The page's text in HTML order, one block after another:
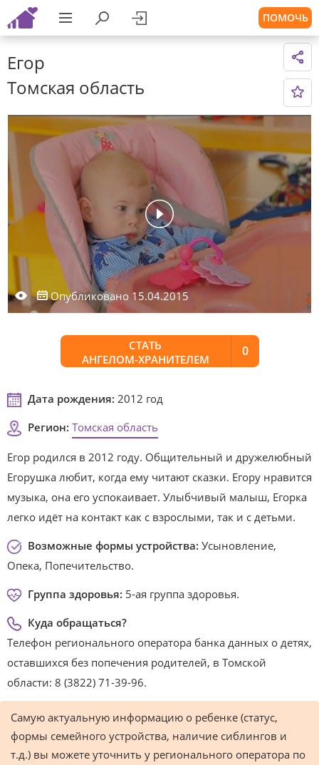
ПОМОЧЬ
Егор
Томская область
Опубликовано 15.04.2015
СТАТЬ
АНГЕЛОМ-ХРАНИТЕЛЕМ
0
Дата рождения: 2012 год
Регион: Томская область
Егор родился в 2012 году. Общительный и дружелюбный
Егорушка любит, когда ему читают сказки. Егору нравится
музыка, она его успокаивает. Улыбчивый малыш, Егорка
легко идёт на контакт как с взрослыми, так и с детьми.
Возможные формы устройства: Усыновление,
Опека, Попечительство.
Группа здоровья: 5-ая группа здоровья.
Куда обращаться?
Телефон регионального оператора банка данных о детях,
оставшихся без попечения родителей, в Томской
области: 8 (3822) 71-39-96.
Самую актуальную информацию о ребенке (статус,
формы семейного устройства, наличие сиблингов и
т.д.) вы можете уточнить у регионального оператора по